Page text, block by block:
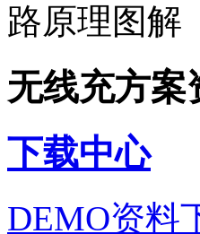
路原理图解
无线充方案
下载中心
DEMO资料